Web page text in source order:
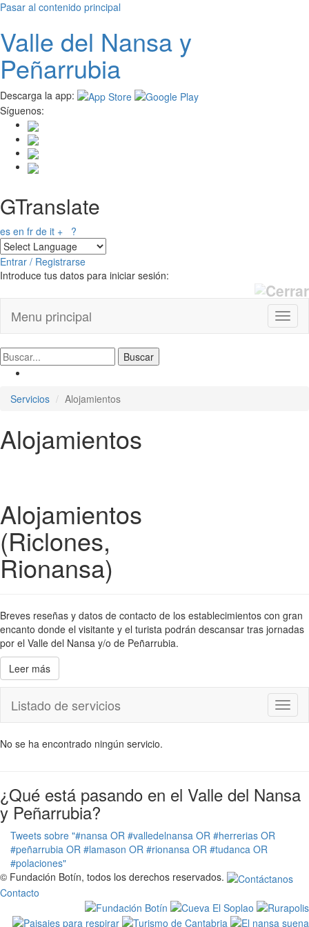
Pasar al contenido principal
Valle del Nansay
Peñarrubia
Descarga la app:
Síguenos:
GTranslate
es en fr de it + ?
Entrar / Registrarse
Introduce tus datos para iniciar sesión:
Menu principal
Servicios Alojamientos
Alojamientos
Alojamientos
(Riclones,
Rionansa)
Breves reseñas y datos de contacto de los establecimientos con gran
encanto donde el visitante y el turista podrán descansar tras jornadas
por el Valle del Nansa y/o de Peñarrubia.
Leer más
Listado de servicios
No se ha encontrado ningún servicio.
¿Qué está pasando en el Valle del Nansa
y Peñarrubia?
Tweets sobre "#nansa OR #valledelnansa OR #herrerias OR
#peñarrubia OR #lamason OR #rionansa OR #tudanca OR
#polaciones"
© Fundación Botín, todos los derechos reservados.
Contacto